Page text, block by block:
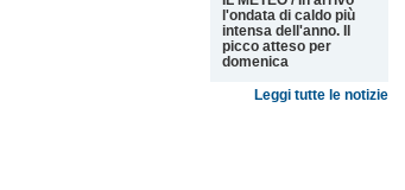
l'ondata di caldo più
intensa dell'anno. Il
picco atteso per
domenica
Leggi tutte le notizie